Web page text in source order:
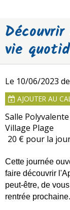
vie
Le 10/06/2023
AJOUTER AU
Salle
Village Plage
20 € pour la
Cette journée
faire découvrir
peut-être, de
rentrée